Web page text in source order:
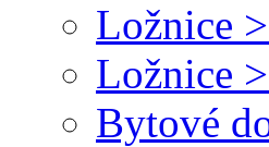
Ložnice
Ložnice
Bytové